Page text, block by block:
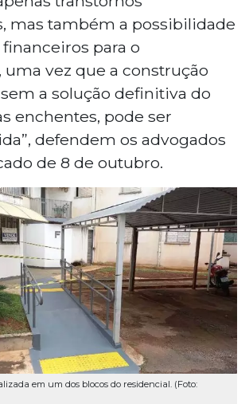
mas também a possibilidade
para o
vez que a construção
a solução definitiva do
enchentes, pode ser
defendem os advogados
de 8 de outubro.
em um dos blocos do residencial. (Foto: